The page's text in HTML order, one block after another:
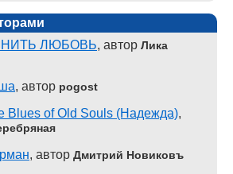
ЛЮБОВЬ, автор Лика
, автор pogost
Blues of Old Souls (Надежда),
, автор Дмитрий Новиковъ